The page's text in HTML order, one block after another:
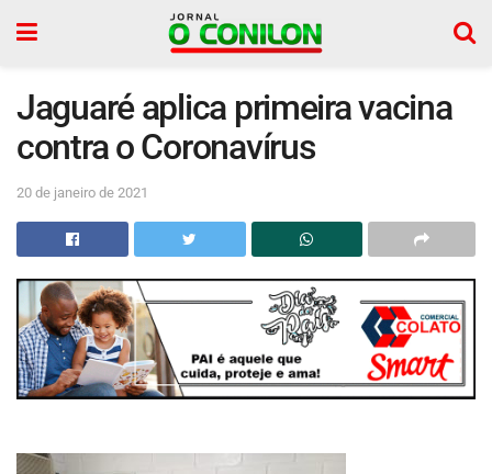
Jaguaré aplica primeira vacina
contra o Coronavírus
20 de janeiro de 2021